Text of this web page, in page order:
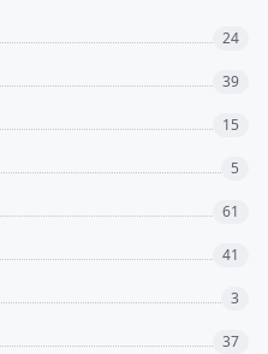
24
39
15
5
61
41
3
37